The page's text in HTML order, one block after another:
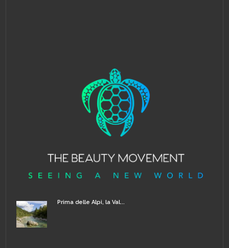
Prima delle Alpi, la Val...